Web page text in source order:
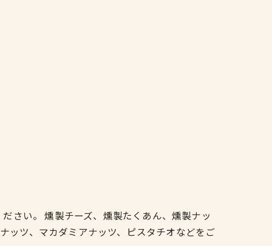
さい。 燻製チーズ、燻製たくあん、燻製ナッ
ッツ、マカダミアナッツ、ピスタチオなどをご